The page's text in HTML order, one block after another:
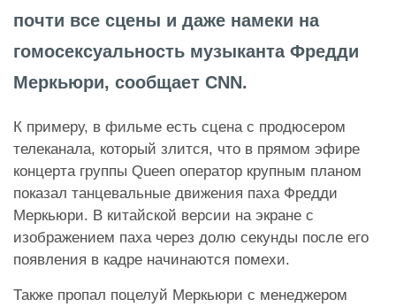
почти все сцены и даже намеки на
гомосексуальность музыканта Фредди
Меркьюри, сообщает CNN.
К примеру, в фильме есть сцена с продюсером
телеканала, который злится, что в прямом эфире
концерта группы Queen оператор крупным планом
показал танцевальные движения паха Фредди
Меркьюри. В китайской версии на экране с
изображением паха через долю секунды после его
появления в кадре начинаются помехи.
Также пропал поцелуй Меркьюри с менеджером